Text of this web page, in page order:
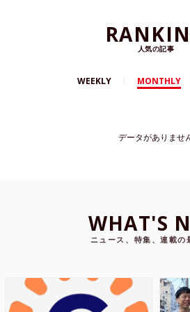
人気の記事
WEEKLY MONTHLY
データがありませ
WHAT'S
ニュース、特集、連載の